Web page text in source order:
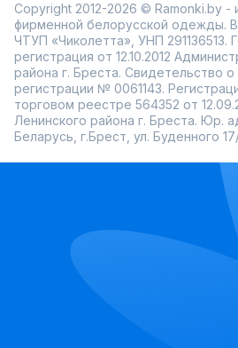
Copyright 2012-2026 © Ramonki.by -
фирменной белорусской одежды.
ЧТУП «Чиколетта», УНП 291136513.
регистрация от 12.10.2012
района г. Бреста. Свидетельство о
регистрации № 0061143.
торговом реестре 564352 от
Ленинского района г. Бреста. Юр.
Беларусь, г.Брест, ул. Буденного 17/